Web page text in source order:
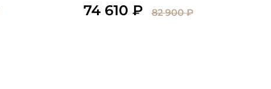
74 610 ₽ 82 900 ₽